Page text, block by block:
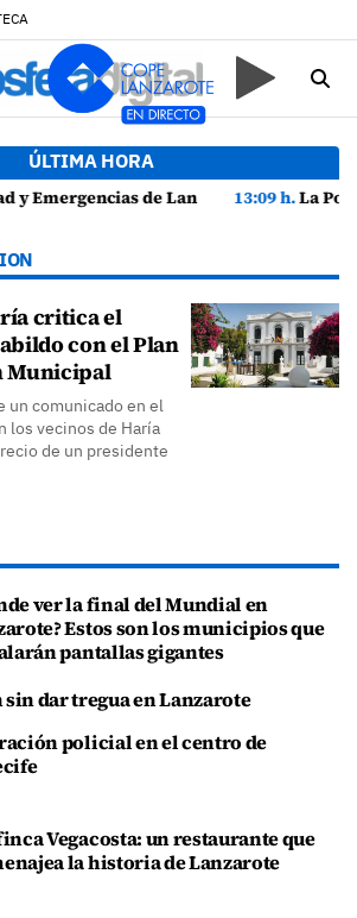
ÚLTIMA HORA
Náuticas
13:09 h.La Policía Local de Arrecife detiene a dos
critica el
con el Plan
Municipal
un comunicado en el
los vecinos de Haría
de un presidente
ver la final del Mundial en
Estos son los municipios que
pantallas gigantes
dar tregua en Lanzarote
policial en el centro de
Vegacosta: un restaurante que
la historia de Lanzarote